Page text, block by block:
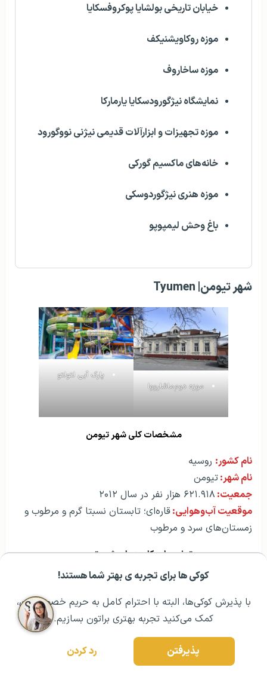
کوکی ها برای تجربه ی بهتر شما هستند!
با پذیرش کوکی‌ها، البته با احترام کامل به حریم خصوصیتون،
کمک می‌کنید تجربه بهتری براتون بسازیم.
پذیرفتن رد کردن
مشــاوره اولیه رایگان: ۰۲۱ ۴۳۰۰۰ ۰۲۱ رزرو مشاوره تخصصی
خیابان تاریخی بولشایا پوکروفسکایا
موزه روکاویشنیکف
موزه ساخاروف
نمایشگاه نیژگورودسکایا یارمارکا
موزه تجهیزات و ابزارآلات قدیمی نیژنی نووگورود
خانه‌های ماکسیم گورکی
موزه هنری نیژگوردوسکی
باغ وحش لیمپوپو
شهر تیومن‌| Tyumen
موزه دوم‌ماشارووا
پارک آبی لتو‌لتو
مشخصات کلی شهر تیومن
نام کشور: روسیه
نام شهر:تیومن‌
جمعیت: ۶۲۱.۹۱۸ هزار نفر در سال ۲۰۱۲
موقعیت آب‌و‌هوایی:قاره‌ای؛ تابستان نسبتا گرم و مرطوب و
زمستان‌های سرد و مرطوب
توضیحات کلی درباره شهر تیومن
تیومن به تازگی توسط تعدادی از نشریات، بهترین شهر روسیه
از لحاظ کیفیت زندگی انتخاب شده و یکی از بهترین شهرها
برای زندگی در روسیه محسوب می‌شود. این شهر به دلیل
وجود منابع نفت و گازی در نزدیکی خود، پیشرفت چشمگیری
داشته است. ترافیک تیومن بسیار زیاد است، اگر قصد کار در
این شهر را دارید حتما خانه خود را در نزدیکی محل کارتان